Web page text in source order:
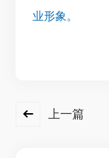
业形象。
上一篇